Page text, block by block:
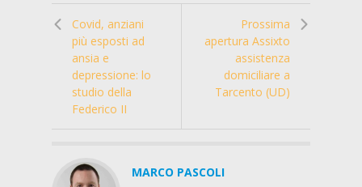
Covid, anziani
più esposti ad
ansia e
depressione: lo
studio della
Federico II
Prossima
apertura Assixto
assistenza
domiciliare a
Tarcento (UD)
MARCO PASCOLI